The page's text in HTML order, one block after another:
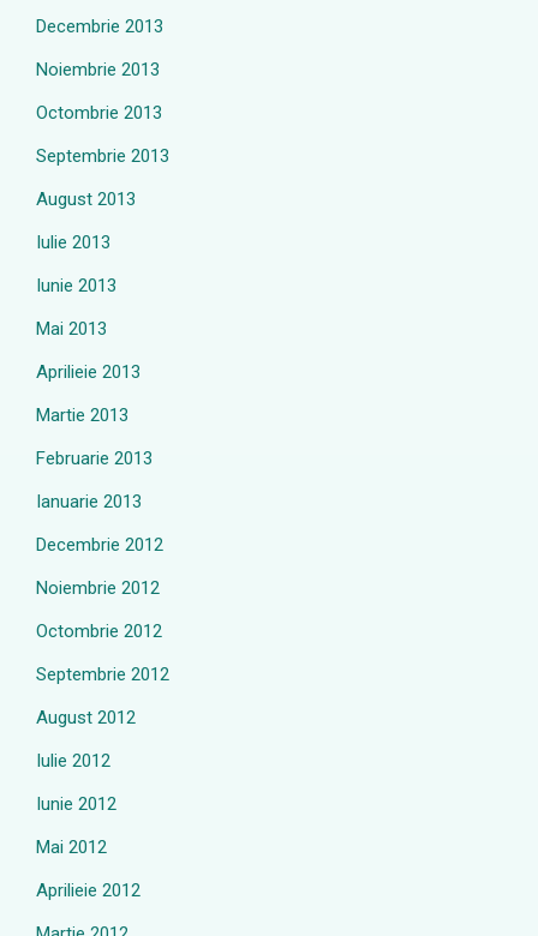
Decembrie 2013
Noiembrie 2013
Octombrie 2013
Septembrie 2013
August 2013
Iulie 2013
Iunie 2013
Mai 2013
Aprilieie 2013
Martie 2013
Februarie 2013
Ianuarie 2013
Decembrie 2012
Noiembrie 2012
Octombrie 2012
Septembrie 2012
August 2012
Iulie 2012
Iunie 2012
Mai 2012
Aprilieie 2012